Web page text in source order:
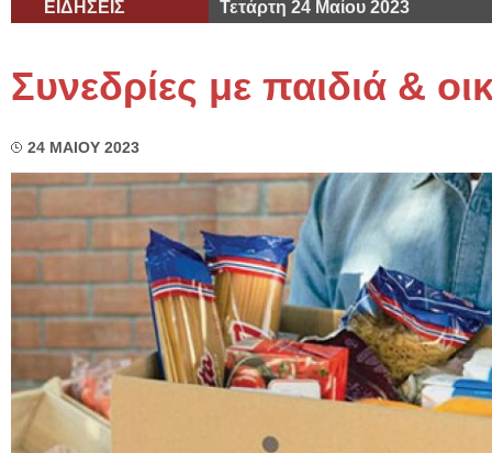
ΕΙΔΗΣΕΙΣ Τετάρτη 24 Μαίου 2023
Συνεδρίες με παιδιά &
24 ΜΑΙΟΥ 2023